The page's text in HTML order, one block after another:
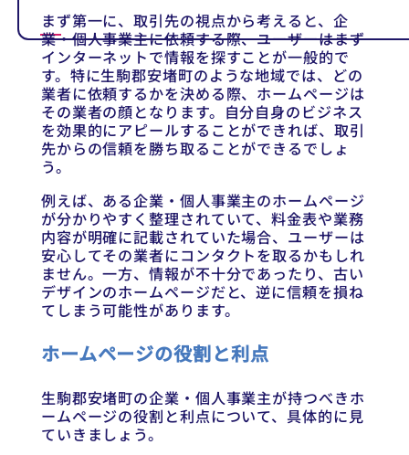
まず第一に、取引先の視点から考えると、企
業・個人事業主に依頼する際、ユーザーはまず
インターネットで情報を探すことが一般的で
す。特に生駒郡安堵町のような地域では、どの
業者に依頼するかを決める際、ホームページは
その業者の顔となります。自分自身のビジネス
を効果的にアピールすることができれば、取引
先からの信頼を勝ち取ることができるでしょ
う。
例えば、ある企業・個人事業主のホームページ
が分かりやすく整理されていて、料金表や業務
内容が明確に記載されていた場合、ユーザーは
安心してその業者にコンタクトを取るかもしれ
ません。一方、情報が不十分であったり、古い
デザインのホームページだと、逆に信頼を損ね
てしまう可能性があります。
ホームページの役割と利点
生駒郡安堵町の企業・個人事業主が持つべきホ
ームページの役割と利点について、具体的に見
ていきましょう。